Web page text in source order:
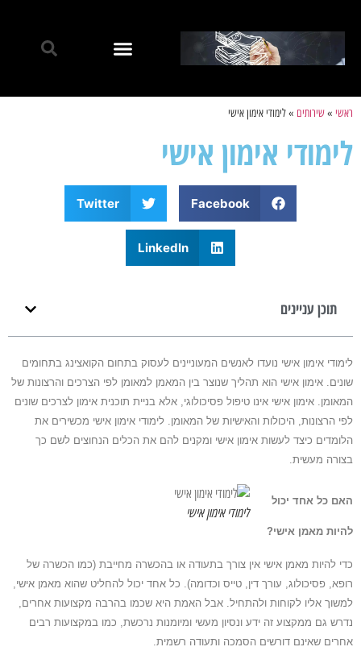
ראשי »שירותים »לימודי אימון אישי
לימודי אימון אישי
Facebook
Twitter
LinkedIn
תוכן עניינים
לימודי אימון אישי נועדו לאנשים המעוניינים לעסוק בתחום הקואצינג בתחומים
שונים. אימון אישי הוא תהליך שנוצר בין המאמן למאומן לפי הצרכים והרצונות של
המאומן. אימון אישי אינו טיפול פסיכולוגי, אלא בניית תוכנית אימון לצרכים שונים
לפי הרצונות, היכולות והאישיות של המאומן. לימודי אימון אישי מכשירים את
הלומדים כיצד לעשות אימון אישי ומקנים להם את הכלים הנחוצים לשם כך
בצורה מעשית.
לימודי אימון אישי
האם כל אחד יכול
להיות מאמן אישי?
כדי להיות מאמן אישי אין צורך בתעודה או בהכשרה מחייבת (כמו הכשרה של
רופא, פסיכולוג, עורך דין, טייס וכדומה). כל אחד יכול להחליט שהוא מאמן אישי,
למשוך אליו לקוחות ולהתחיל. אבל האמת היא שכמו בהרבה מקצועות אחרים,
נדרש גם ממקצוע זה ידע ונסיון מעשי ומיומנות נרכשת, כמו במקצועות רבים
אחרים שאינם דורשים הסמכה ותעודה רשמית.